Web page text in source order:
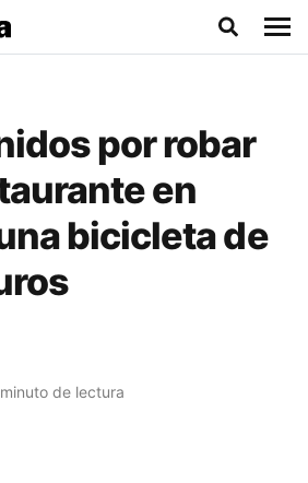
por robar
en
bicicleta de
de lectura